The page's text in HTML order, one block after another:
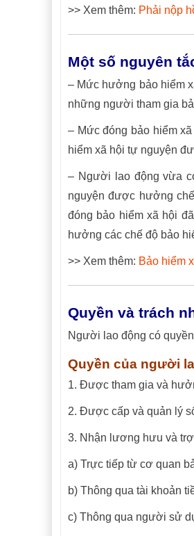
>> Xem thêm: Phải nộp
Một số nguyên
– Mức hưởng bảo hiểm
những người tham gia
– Mức đóng bảo hiểm
hiểm xã hội tự nguyện
– Người lao động vừa
nguyện được hưởng
đóng bảo hiểm xã hội
hưởng các chế độ bảo
>> Xem thêm: Bảo hiểm
Quyền và trách
Người lao động có
Quyền của người
1. Được tham gia và
2. Được cấp và quản lý
3. Nhận lương hưu và
a) Trực tiếp từ cơ quan
b) Thông qua tài khoản
c) Thông qua người sử